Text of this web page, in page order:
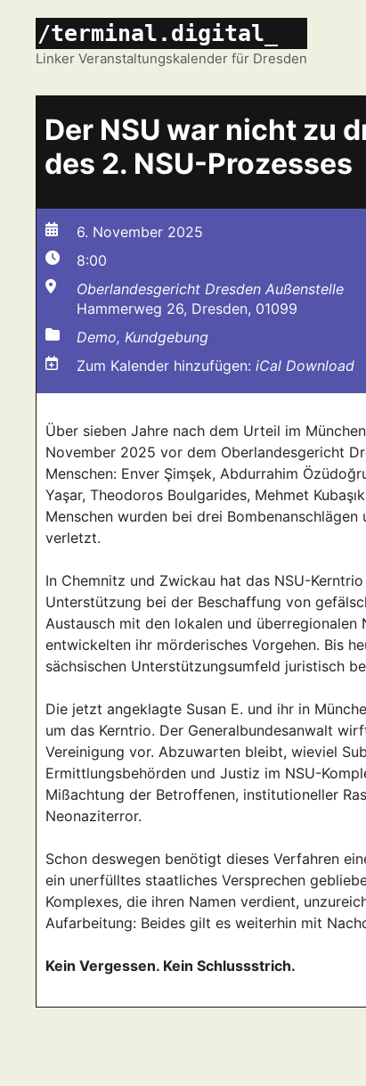
springen
/terminal.digital_
Linker Veranstaltungskalender für Dresden
Der NSU war nicht zu
des 2. NSU-Prozesses
6. November 2025
8:00
Oberlandesgericht Dresden Außenstelle
Hammerweg 26, Dresden, 01099
Demo, Kundgebung
Zum Kalender hinzufügen: iCal Download
Über sieben Jahre nach dem Urteil im
November 2025 vor dem Oberlandesgericht
Menschen: Enver Şimşek, Abdurrahim
Yaşar, Theodoros Boulgarides, Mehmet
Menschen wurden bei drei
verletzt.
In Chemnitz und Zwickau hat das NSU-
Unterstützung bei der Beschaffung von
Austausch mit den lokalen und
entwickelten ihr mörderisches Vorgehen. Bis
sächsischen Unterstützungsumfeld juristisch
Die jetzt angeklagte Susan E. und ihr in
um das Kerntrio. Der Generalbundesanwalt
Vereinigung vor. Abzuwarten bleibt, wieviel
Ermittlungsbehörden und Justiz im NSU-
Mißachtung der Betroffenen, institutioneller
Neonaziterror.
Schon deswegen benötigt dieses Verfahren
ein unerfülltes staatliches Versprechen
Komplexes, die ihren Namen verdient,
Aufarbeitung: Beides gilt es weiterhin mit
Kein Vergessen. Kein Schlussstrich.